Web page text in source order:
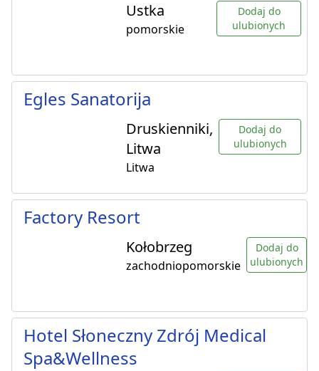
Ustka
pomorskie
Dodaj do
ulubionych
Egles Sanatorija
Druskienniki,
Litwa
Litwa
Dodaj do
ulubionych
Factory Resort
Kołobrzeg
zachodniopomorskie
Dodaj do
ulubionych
Hotel Słoneczny Zdrój Medical
Spa&Wellness